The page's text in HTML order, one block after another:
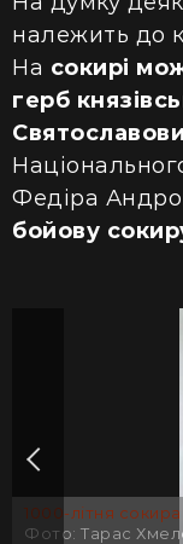
належить до
На сокирі
герб
Федіра
бойову
1000-літня
Фото: Тарас